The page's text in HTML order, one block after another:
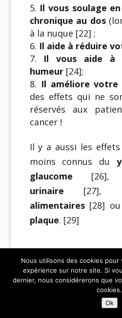
Il vous soulage
chronique au dos
à la nuque [22] ;
Il aide à réduire
Il vous aide à
humeur[24];
Il améliore votre
des effets qui ne
réservés aux
cancer !
Il y a aussi les
moins connus du
glaucome
urinaire [27],
alimentaires[28] ou
plaque. [29]
Pour allez
Nous utilisons des cookies pour
expérience sur notre site. Si
dernier, nous considérerons que
cookies.
Ok